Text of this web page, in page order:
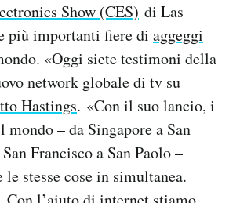
Show (CES) di Las
più importanti fiere di aggeggi
«Oggi siete testimoni della
network globale di tv su
Hastings. «Con il suo lancio, i
– da Singapore a San
Francisco a San Paolo –
le stesse cose in simultanea.